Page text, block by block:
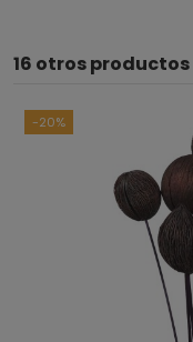
16 otros
-20%